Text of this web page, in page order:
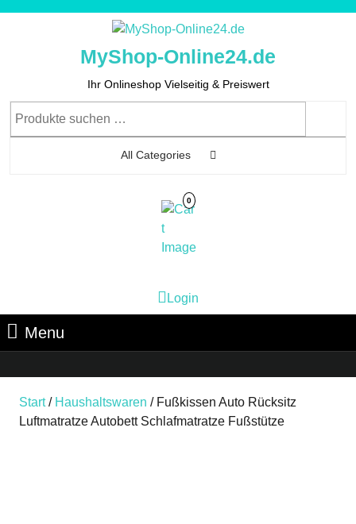
MyShop-Online24.de
Ihr Onlineshop Vielseitig & Preiswert
All Categories
0
Login
Menu
Start/ Haushaltswaren / Fußkissen Auto Rücksitz
Luftmatratze Autobett Schlafmatratze Fußstütze